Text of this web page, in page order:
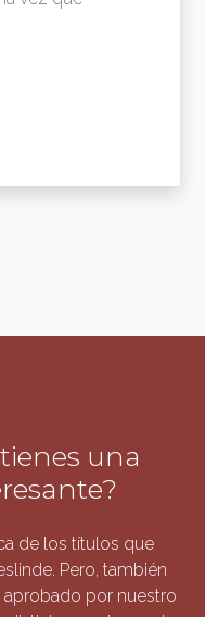
una
de los títulos que
Pero, también
aprobado por nuestro